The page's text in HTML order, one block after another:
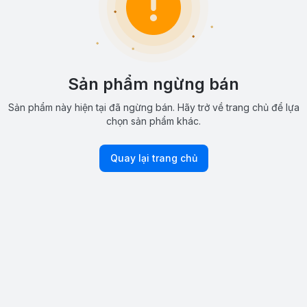
Sản phẩm ngừng bán
Sản phẩm này hiện tại đã ngừng bán. Hãy trở về trang chủ để lựa
chọn sản phẩm khác.
Quay lại trang chủ